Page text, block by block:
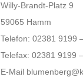
Willy-Brandt-Platz 9
59065 Hamm
Telefon: 02381 9199
Telefax: 02381 9199
E-Mail